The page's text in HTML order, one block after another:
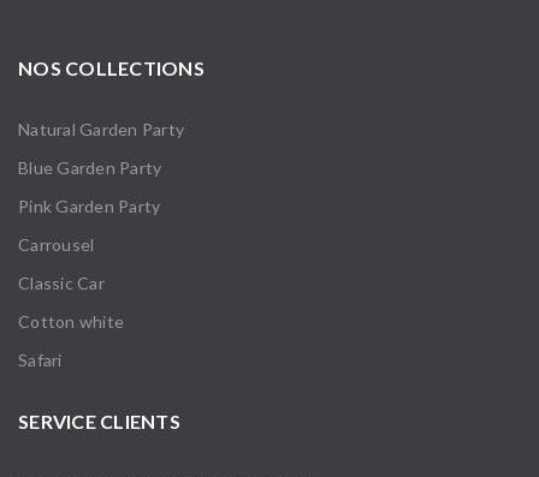
NOS COLLECTIONS
Natural Garden Party
Blue Garden Party
Pink Garden Party
Carrousel
Classic Car
Cotton white
Safari
SERVICE CLIENTS